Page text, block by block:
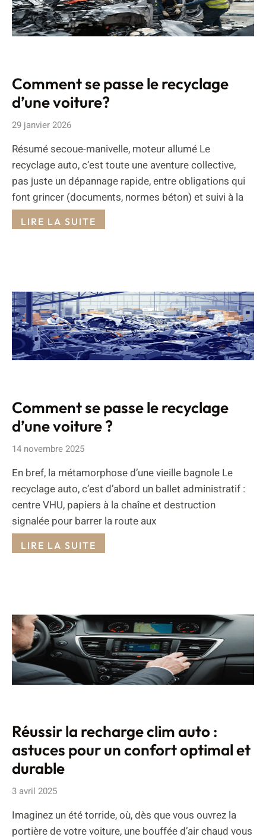
Comment se passe le recyclage
d’une voiture?
29 janvier 2026
Résumé secoue-manivelle, moteur allumé Le
recyclage auto, c’est toute une aventure collective,
pas juste un dépannage rapide, entre obligations qui
font grincer (documents, normes béton) et suivi à la
LIRE LA SUITE
Comment se passe le recyclage
d’une voiture ?
14 novembre 2025
En bref, la métamorphose d’une vieille bagnole Le
recyclage auto, c’est d’abord un ballet administratif :
centre VHU, papiers à la chaîne et destruction
signalée pour barrer la route aux
LIRE LA SUITE
Réussir la recharge clim auto :
astuces pour un confort optimal et
durable
3 avril 2025
Imaginez un été torride, où, dès que vous ouvrez la
portière de votre voiture, une bouffée d’air chaud vous